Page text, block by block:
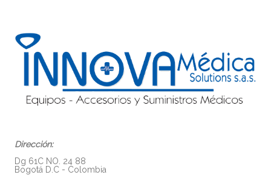
Dirección:
Dg 61C NO. 24 88
Bogotá D.C - Colombia